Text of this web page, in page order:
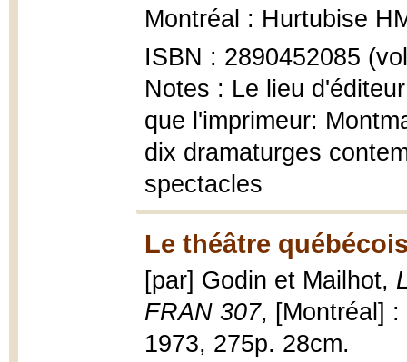
Montréal : Hurtubise
ISBN : 2890452085
Notes : Le lieu
que l'imprimeur:
dix dramaturges
spectacles
Le théâtre
[par] Godin et Mailhot,
FRAN 307, [Montréal] :
1973, 275p. 28cm.